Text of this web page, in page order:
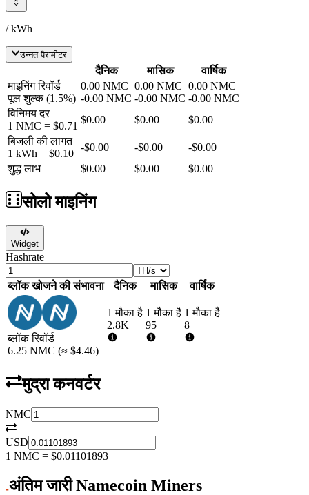
/ kWh
उन्नत पैरामीटर
दैनिक मासिक
वार्षिक
माइनिंग रिवॉर्ड
पूल शुल्क(1.5%)
0.00 NMC
-0.00 NMC
0.00 NMC
-0.00 NMC
0.00 NMC
-0.00 NMC
विनिमय दर
1 NMC = $0.71
$0.00 $0.00
$0.00
बिजली की लागत
1 kWh = $0.10
-$0.00 -$0.00 -$0.00
शुद्ध लाभ
$0.00 $0.00 $0.00
सोलो माइनिंग
Widget
Hashrate
ब्लॉक खोजने की संभावना दैनिक मासिक वार्षिक
ब्लॉक रिवॉर्ड
6.25 NMC (≈ $4.46)
1 मौका है
2.8K
1 मौका है
95
1 मौका है
8
मुद्रा कनवर्टर
NMC
USD
1 NMC = $0.01101893
अंतिम जारी Namecoin Miners